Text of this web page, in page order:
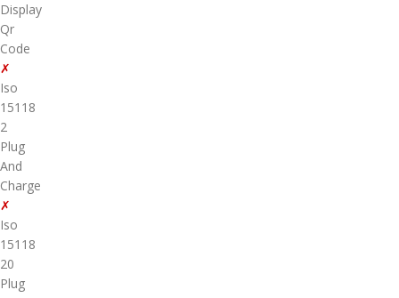
Display
Qr
Code
✗
Iso
15118
2
Plug
And
Charge
✗
Iso
15118
20
Plug